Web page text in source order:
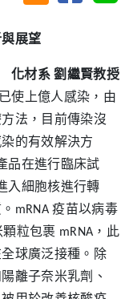
展望
化材系 劉繼賢教授
使上億人感染，由
法，目前傳染沒
的有效解決方
品在進行臨床試
入細胞核進行轉
mRNA 疫苗以病毒
粒包裹 mRNA，此
球廣泛接種。除
離子奈米乳劑、